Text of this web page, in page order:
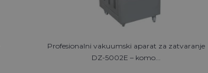
Profesionalni vakuumski aparat za zatvaranje
DZ-5002E – komo...